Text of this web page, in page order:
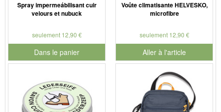
Spray impermeábilisant cuir
velours et nubuck
seulement 12,90 €
Dans le panier
pour le numéro de produit 901179
Voûte climatisante HELVESKO,
microfibre
seulement 12,90 €
Aller à l'article